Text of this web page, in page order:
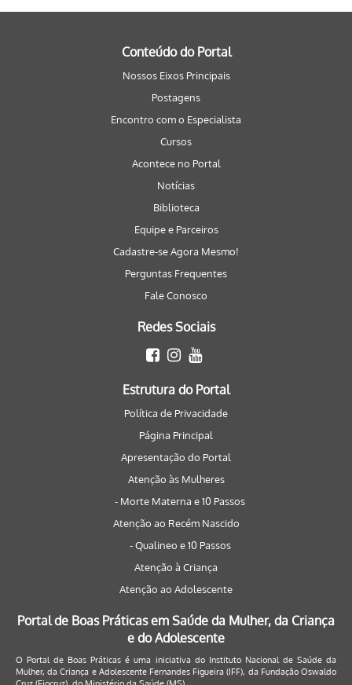
Conteúdo do Portal
Nossos Eixos Principais
Postagens
Encontro com o Especialista
Cursos
Acontece no Portal
Notícias
Biblioteca
Equipe e Parceiros
Cadastre-se Agora Mesmo!
Perguntas Frequentes
Fale Conosco
Redes Sociais
Estrutura do Portal
Política de Privacidade
Página Principal
Apresentação do Portal
Atenção às Mulheres
- Morte Materna e 10 Passos
Atenção ao Recém Nascido
- Qualineo e 10 Passos
Atenção à Criança
Atenção ao Adolescente
Portal de Boas Práticas em Saúde da Mulher, da Criança
e do Adolescente
O Portal de Boas Práticas é uma iniciativa do Instituto Nacional de Saúde da
Mulher, da Criança e Adolescente Fernandes Figueira (IFF), da Fundação Oswaldo